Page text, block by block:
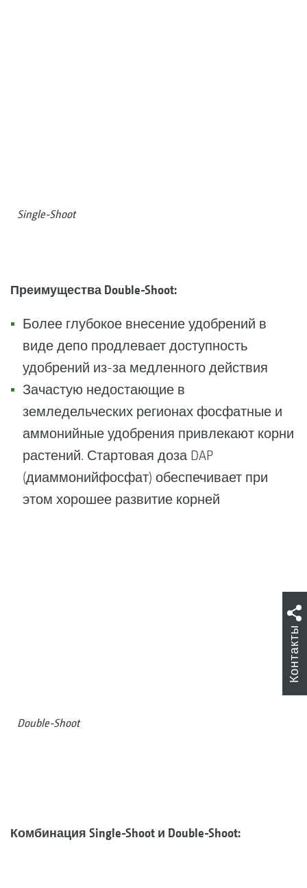
Single-Shoot
Преимущества Double-Shoot:
Более глубокое внесение удобрений в
виде депо продлевает доступность
удобрений из-за медленного действия
Зачастую недостающие в
земледельческих регионах фосфатные и
аммонийные удобрения привлекают корни
растений. Стартовая доза DAP
(диаммонийфосфат) обеспечивает при
этом хорошее развитие корней
Double-Shoot
Комбинация Single-Shoot и Double-Shoot:
Контакты